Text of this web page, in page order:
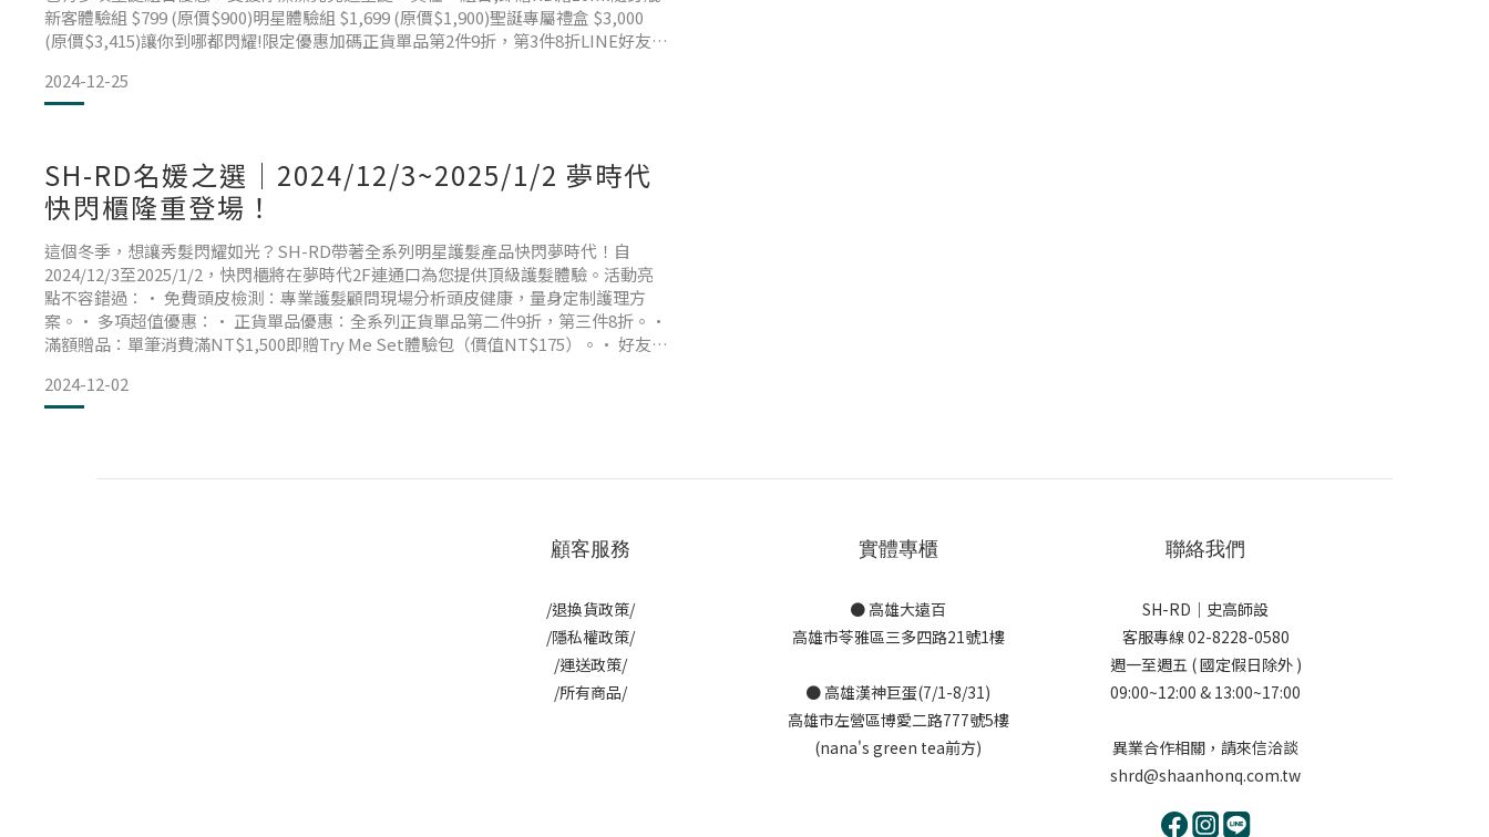
新客體驗組 $799 (原價$900)明星體驗組 $1,699 (原價$1,900)聖誕專屬禮盒 $3,000
(原價$3,415)讓你到哪都閃耀!限定優惠加碼正貨單品第2件9折，第3件8折LINE好友週
2024-12-25
SH-RD名媛之選｜2024/12/3~2025/1/2 夢時代
快閃櫃隆重登場！
這個冬季，想讓秀髮閃耀如光？SH-RD帶著全系列明星護髮產品快閃夢時代！自
2024/12/3至2025/1/2，快閃櫃將在夢時代2F連通口為您提供頂級護髮體驗。活動亮
點不容錯過：• 免費頭皮檢測：專業護髮顧問現場分析頭皮健康，量身定制護理方
案。• 多項超值優惠：• 正貨單品優惠：全系列正貨單品第二件9折，第三件8折。•
滿額贈品：單筆消費滿NT$1,500即贈Try Me Set體驗包（價值NT$175）。• 好友日
2024-12-02
顧客服務
/退換貨政策/
/隱私權政策/
/運送政策/
/所有商品/
實體專櫃
● 高雄大遠百
高雄市苓雅區三多四路21號1樓
● 高雄漢神巨蛋(7/1-8/31)
高雄市左營區博愛二路777號5樓
(nana's green tea前方)
聯絡我們
SH-RD｜史高師設
客服專線 02-8228-0580
週一至週五 ( 國定假日除外 )
09:00~12:00 & 13:00~17:00
異業合作相關，請來信洽談
shrd@shaanhonq.com.tw